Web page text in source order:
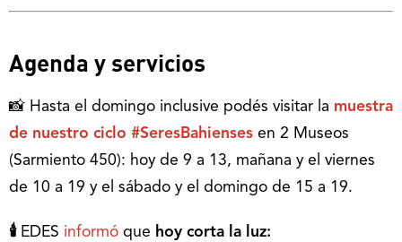
Agenda y servicios
📸 Hasta el domingo inclusive podés visitar la muestra
de nuestro ciclo #SeresBahienses en 2 Museos
(Sarmiento 450): hoy de 9 a 13, mañana y el viernes
de 10 a 19 y el sábado y el domingo de 15 a 19.
🕯 EDES informó que hoy corta la luz: